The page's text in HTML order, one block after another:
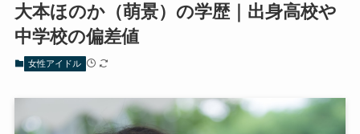
大本ほのか（萌景）の学歴｜出身高校や
中学校の偏差値
女性アイドル